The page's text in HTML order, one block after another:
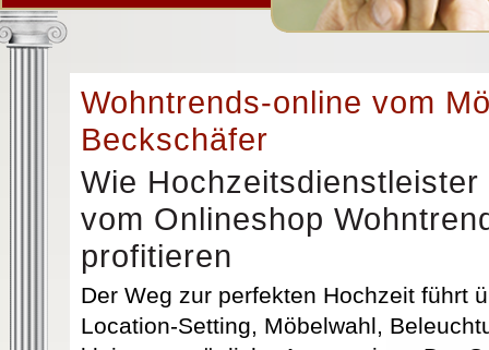
Wohntrends-online vom
Beckschäfer
Wie
vom Onlineshop
profitieren
Der Weg zur perfekten Hochzeit führt
Location-Setting, Möbelwahl,